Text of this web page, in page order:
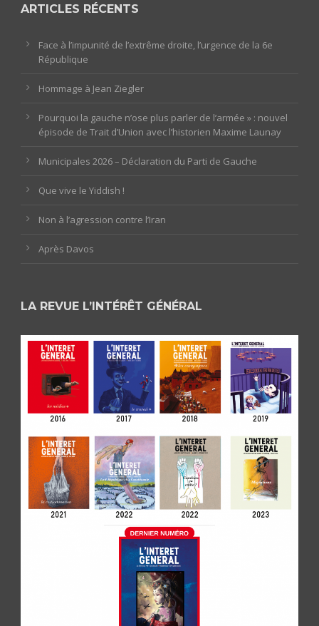
ARTICLES RÉCENTS
Face à l’impunité de l’extrême droite, l’urgence de la 6e
République
Hommage à Jean Ziegler
Pourquoi la gauche n’ose plus parler de l’armée » : nouvel
épisode de Trait d’Union avec l’historien Maxime Launay
Municipales 2026 – Déclaration du Parti de Gauche
Que vive le Yiddish !
Non à l’agression contre l’Iran
Après Davos
LA REVUE L’INTÉRÊT GÉNÉRAL